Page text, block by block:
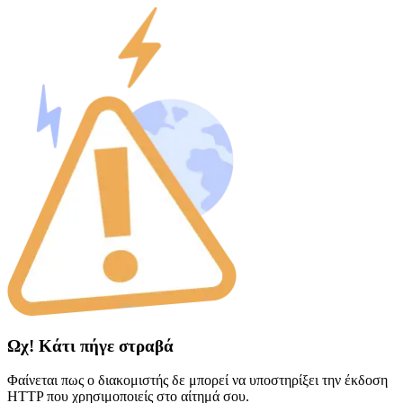
Ωχ! Κάτι πήγε στραβά
Φαίνεται πως ο διακομιστής δε μπορεί να υποστηρίξει την έκδοση
HTTP που χρησιμοποιείς στο αίτημά σου.